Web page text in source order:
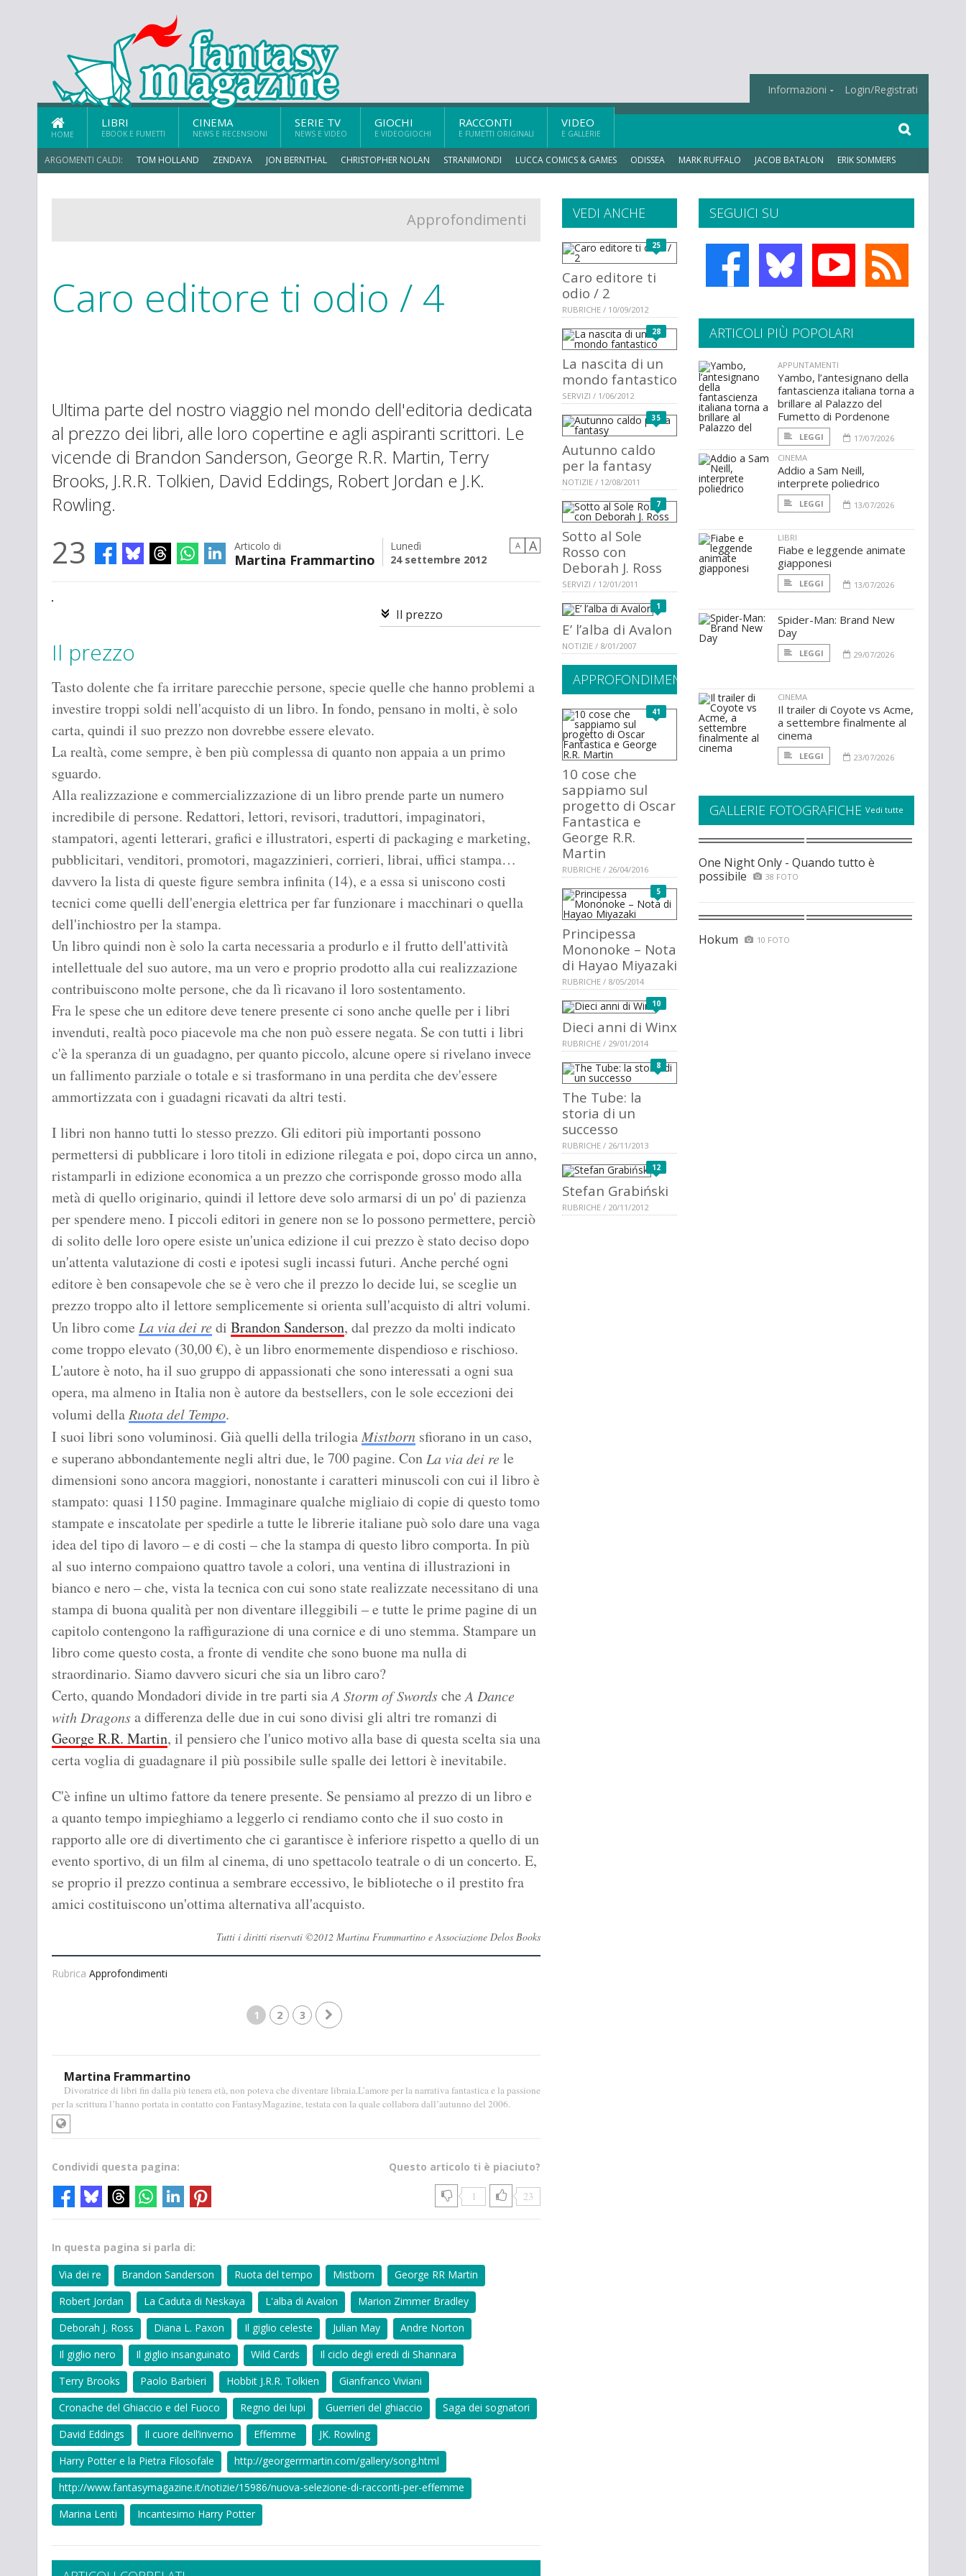
Informazioni Login/Registrati
HOME
LIBRI
EBOOK E FUMETTI
CINEMA
NEWS E RECENSIONI
SERIE TV
NEWS E VIDEO
GIOCHI
E VIDEOGIOCHI
RACCONTI
E FUMETTI ORIGINALI
VIDEO
E GALLERIE
ARGOMENTI CALDI: TOM HOLLAND ZENDAYA JON BERNTHAL CHRISTOPHER NOLAN STRANIMONDI LUCCA COMICS & GAMES ODISSEA MARK RUFFALO JACOB BATALON ERIK SOMMERS
Approfondimenti
Caro editore ti odio / 4
Ultima parte del nostro viaggio nel mondo dell'editoria dedicata
al prezzo dei libri, alle loro copertine e agli aspiranti scrittori. Le
vicende di Brandon Sanderson, George R.R. Martin, Terry
Brooks, J.R.R. Tolkien, David Eddings, Robert Jordan e J.K.
Rowling.
23 Articolo di
Martina Frammartino
Lunedì
24 settembre 2012
A A
Il prezzo
Il prezzo
Tasto dolente che fa irritare parecchie persone, specie quelle che hanno problemi a
investire troppi soldi nell'acquisto di un libro. In fondo, pensano in molti, è solo
carta, quindi il suo prezzo non dovrebbe essere elevato.
La realtà, come sempre, è ben più complessa di quanto non appaia a un primo
sguardo.
Alla realizzazione e commercializzazione di un libro prende parte un numero
incredibile di persone. Redattori, lettori, revisori, traduttori, impaginatori,
stampatori, agenti letterari, grafici e illustratori, esperti di packaging e marketing,
pubblicitari, venditori, promotori, magazzinieri, corrieri, librai, uffici stampa…
davvero la lista di queste figure sembra infinita (14), e a essa si uniscono costi
tecnici come quelli dell'energia elettrica per far funzionare i macchinari o quella
dell'inchiostro per la stampa.
Un libro quindi non è solo la carta necessaria a produrlo e il frutto dell'attività
intellettuale del suo autore, ma un vero e proprio prodotto alla cui realizzazione
contribuiscono molte persone, che da lì ricavano il loro sostentamento.
Fra le spese che un editore deve tenere presente ci sono anche quelle per i libri
invenduti, realtà poco piacevole ma che non può essere negata. Se con tutti i libri
c'è la speranza di un guadagno, per quanto piccolo, alcune opere si rivelano invece
un fallimento parziale o totale e si trasformano in una perdita che dev'essere
ammortizzata con i guadagni ricavati da altri testi.
I libri non hanno tutti lo stesso prezzo. Gli editori più importanti possono
permettersi di pubblicare i loro titoli in edizione rilegata e poi, dopo circa un anno,
ristamparli in edizione economica a un prezzo che corrisponde grosso modo alla
metà di quello originario, quindi il lettore deve solo armarsi di un po' di pazienza
per spendere meno. I piccoli editori in genere non se lo possono permettere, perciò
di solito delle loro opere esiste un'unica edizione il cui prezzo è stato deciso dopo
un'attenta valutazione di costi e ipotesi sugli incassi futuri. Anche perché ogni
editore è ben consapevole che se è vero che il prezzo lo decide lui, se sceglie un
prezzo troppo alto il lettore semplicemente si orienta sull'acquisto di altri volumi.
Un libro come La via dei re di Brandon Sanderson, dal prezzo da molti indicato
come troppo elevato (30,00 €), è un libro enormemente dispendioso e rischioso.
L'autore è noto, ha il suo gruppo di appassionati che sono interessati a ogni sua
opera, ma almeno in Italia non è autore da bestsellers, con le sole eccezioni dei
volumi dellaRuota del Tempo.
I suoi libri sono voluminosi. Già quelli della trilogiaMistborn sfiorano in un caso,
e superano abbondantemente negli altri due, le 700 pagine. ConLa via dei re le
dimensioni sono ancora maggiori, nonostante i caratteri minuscoli con cui il libro è
stampato: quasi 1150 pagine. Immaginare qualche migliaio di copie di questo tomo
stampate e inscatolate per spedirle a tutte le librerie italiane può solo dare una vaga
idea del tipo di lavoro – e di costi – che la stampa di questo libro comporta. In più
al suo interno compaiono quattro tavole a colori, una ventina di illustrazioni in
bianco e nero – che, vista la tecnica con cui sono state realizzate necessitano di una
stampa di buona qualità per non diventare illeggibili – e tutte le prime pagine di un
capitolo contengono la raffigurazione di una cornice e di uno stemma. Stampare un
libro come questo costa, a fronte di vendite che sono buone ma nulla di
straordinario. Siamo davvero sicuri che sia un libro caro?
Certo, quando Mondadori divide in tre parti siaA Storm of Swordsche A Dance
with Dragonsa differenza delle due in cui sono divisi gli altri tre romanzi di
George R.R. Martin, il pensiero che l'unico motivo alla base di questa scelta sia una
certa voglia di guadagnare il più possibile sulle spalle dei lettori è inevitabile.
C'è infine un ultimo fattore da tenere presente. Se pensiamo al prezzo di un libro e
a quanto tempo impieghiamo a leggerlo ci rendiamo conto che il suo costo in
rapporto alle ore di divertimento che ci garantisce è inferiore rispetto a quello di un
evento sportivo, di un film al cinema, di uno spettacolo teatrale o di un concerto. E,
se proprio il prezzo continua a sembrare eccessivo, le biblioteche o il prestito fra
amici costituiscono un'ottima alternativa all'acquisto.
Tutti i diritti riservati ©2012 Martina Frammartino e Associazione Delos Books
Rubrica Approfondimenti
1 2 3
Martina Frammartino
Divoratrice di libri fin dalla più tenera età, non poteva che diventare libraia.L’amore per la narrativa fantastica e la passione
per la scrittura l’hanno portata in contatto con FantasyMagazine, testata con la quale collabora dall’autunno del 2006.
Questo articolo ti è piaciuto?
1 23
Condividi questa pagina:
In questa pagina si parla di:
Via dei re
Brandon Sanderson Ruota del tempo Mistborn
George RR Martin
Robert Jordan
La Caduta di Neskaya L'alba di Avalon
Marion Zimmer Bradley
Deborah J. Ross
Diana L. Paxon Il giglio celeste Julian May
Andre Norton
Il giglio nero
Il giglio insanguinato Wild Cards
Il ciclo degli eredi di Shannara
Terry Brooks
Paolo Barbieri Hobbit J.R.R. Tolkien
Gianfranco Viviani
Cronache del Ghiaccio e del Fuoco
Regno dei lupi Guerrieri del ghiaccio
Saga dei sognatori
David Eddings
Il cuore dell’inverno Effemme
JK. Rowling
Harry Potter e la Pietra Filosofale
http://georgerrmartin.com/gallery/song.html
http://www.fantasymagazine.it/notizie/15986/nuova-selezione-di-racconti-per-effemme
Marina Lenti
Incantesimo Harry Potter
SEGUICI SU
VEDI ANCHE
25
Caro editore ti
odio / 2
RUBRICHE / 10/09/2012
28
La nascita di un
mondo fantastico
SERVIZI / 1/06/2012
35
Autunno caldo
per la fantasy
NOTIZIE / 12/08/2011
7
Sotto al Sole
Rosso con
Deborah J. Ross
SERVIZI / 12/01/2011
1
E’ l’alba di Avalon
NOTIZIE / 8/01/2007
APPROFONDIMENTI
41
10 cose che
sappiamo sul
progetto di Oscar
Fantastica e
George R.R.
Martin
RUBRICHE / 26/04/2016
5
Principessa
Mononoke – Nota
di Hayao Miyazaki
RUBRICHE / 8/05/2014
10
Dieci anni di Winx
RUBRICHE / 29/01/2014
8
The Tube: la
storia di un
successo
RUBRICHE / 26/11/2013
12
Stefan Grabiński
RUBRICHE / 20/11/2012
ARTICOLI PIÙ POPOLARI
APPUNTAMENTI
Yambo, l’antesignano della
fantascienza italiana torna a
brillare al Palazzo del
Fumetto di Pordenone
LEGGI
17/07/2026
CINEMA
Addio a Sam Neill,
interprete poliedrico
LEGGI 13/07/2026
LIBRI
Fiabe e leggende animate
giapponesi
LEGGI 13/07/2026
Spider-Man: Brand New
Day
LEGGI 29/07/2026
CINEMA
Il trailer di Coyote vs Acme,
a settembre finalmente al
cinema
LEGGI 23/07/2026
GALLERIE FOTOGRAFICHE Vedi tutte
One Night Only - Quando tutto è
possibile
38 FOTO
Hokum 10 FOTO